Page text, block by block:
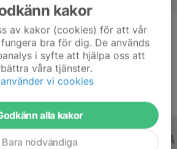
-
12 år
ÅR
kakor
av kakor (cookies) för att vår
bra för dig. De används
i syfte att hjälpa oss att
våra tjänster.
vi cookies
alla kakor
Bara nödvändiga